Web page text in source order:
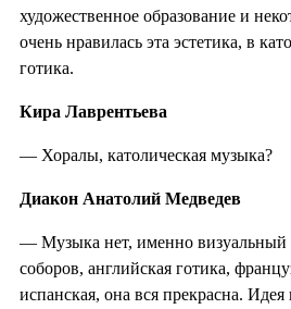
художественное образование и
очень нравилась эта эстетика, в
готика.
Кира Лаврентьева
— Хоралы, католическая музыка?
Диакон Анатолий Медведев
— Музыка нет, именно визуальный
соборов, английская готика,
испанская, она вся прекрасна.